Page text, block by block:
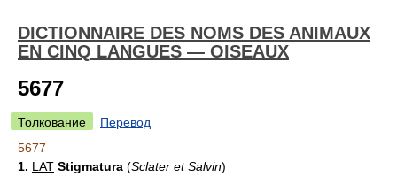
DICTIONNAIRE DES NOMS DES ANIMAUX
EN CINQ LANGUES — OISEAUX
5677
Толкование
Перевод
5677
1. LAT Stigmatura (Sclater et Salvin)